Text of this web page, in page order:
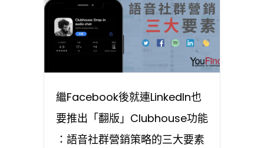
繼Facebook後就連LinkedIn也
要推出「翻版」Clubhouse功能
：語音社群營銷策略的三大要素